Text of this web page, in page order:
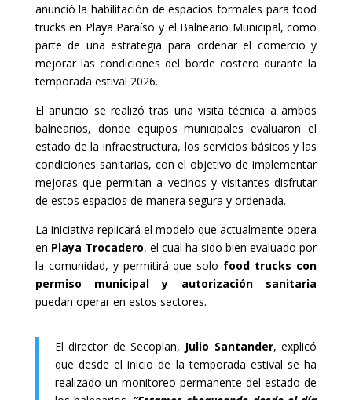
anunció la habilitación de espacios formales para food
trucks en Playa Paraíso y el Balneario Municipal, como
parte de una estrategia para ordenar el comercio y
mejorar las condiciones del borde costero durante la
temporada estival 2026.
El anuncio se realizó tras una visita técnica a ambos
balnearios, donde equipos municipales evaluaron el
estado de la infraestructura, los servicios básicos y las
condiciones sanitarias, con el objetivo de implementar
mejoras que permitan a vecinos y visitantes disfrutar
de estos espacios de manera segura y ordenada.
La iniciativa replicará el modelo que actualmente opera
en Playa Trocadero, el cual ha sido bien evaluado por
la comunidad, y permitirá que solo food trucks con
permiso municipal y autorización sanitaria
puedan operar en estos sectores.
El director de Secoplan, Julio Santander, explicó
que desde el inicio de la temporada estival se ha
realizado un monitoreo permanente del estado de